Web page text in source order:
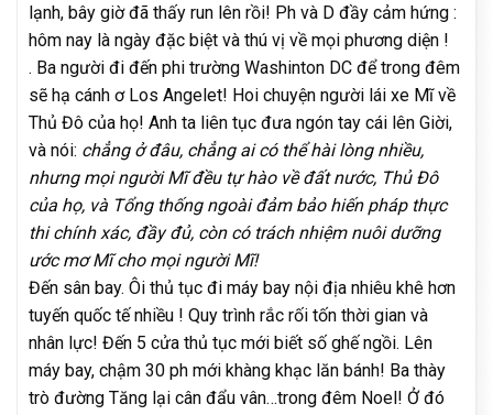
lạnh, bây giờ đã thấy run lên rồi! Ph và D đầy cảm hứng :
hôm nay là ngày đặc biệt và thú vị về mọi phương diện !
. Ba người đi đến phi trường Washinton DC để trong đêm
sẽ hạ cánh ơ Los Angelet! Hoi chuyện người lái xe Mĩ về
Thủ Đô của họ! Anh ta liên tục đưa ngón tay cái lên Giời,
và nói: chẳng ở đâu, chẳng ai có thể hài lòng nhiều,
nhưng mọi người Mĩ đều tự hào về đất nước, Thủ Đô
của họ, và Tổng thống ngoài đảm bảo hiến pháp thực
thi chính xác, đầy đủ, còn có trách nhiệm nuôi dưỡng
ước mơ Mĩ cho mọi người Mĩ!
Đến sân bay. Ôi thủ tục đi máy bay nội địa nhiêu khê hơn
tuyến quốc tế nhiều ! Quy trình rắc rối tốn thời gian và
nhân lực! Đến 5 cửa thủ tục mới biết số ghế ngồi. Lên
máy bay, chậm 30 ph mới khàng khạc lăn bánh! Ba thày
trò đường Tăng lại cân đẩu vân…trong đêm Noel! Ở đó